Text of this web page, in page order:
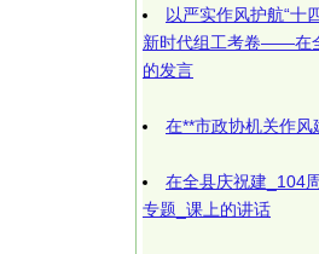
以严实作风护航“十
新时代组工考卷——在
的发言
在**市政协机关作
在全县庆祝建_104
专题_课上的讲话